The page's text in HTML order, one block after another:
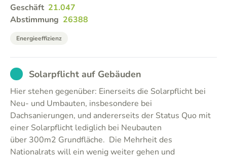
Geschäft 21.047
Abstimmung 26388
Energieeffizienz
EXCUSED
Solarpflicht auf Gebäuden
Hier stehen gegenüber: Einerseits die Solarpflicht bei
Neu- und Umbauten, insbesondere bei
Dachsanierungen, und andererseits der Status Quo mit
einer Solarpflicht lediglich bei Neubauten
über 300m2 Grundfläche. Die Mehrheit des
Nationalrats will ein wenig weiter gehen und